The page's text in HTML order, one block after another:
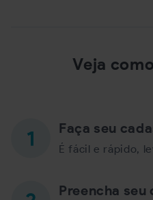
Veja
Faça seu
É fácil e rápido,
Preencha